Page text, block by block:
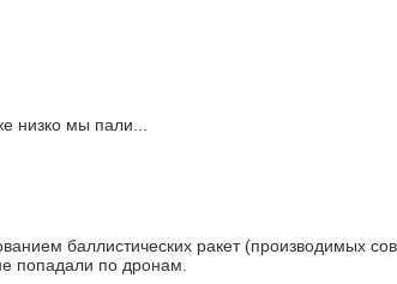
низко мы пали...
баллистических ракет (производимых
попадали по дронам.